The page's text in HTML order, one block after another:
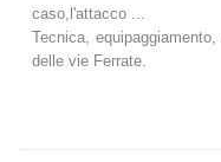
caso,l'attacco ...
Tecnica,
delle vie Ferrate.